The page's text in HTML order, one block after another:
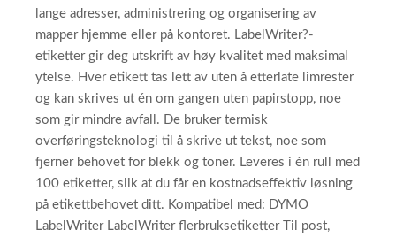
lange adresser, administrering og organisering av
mapper hjemme eller på kontoret. LabelWriter?-
etiketter gir deg utskrift av høy kvalitet med maksimal
ytelse. Hver etikett tas lett av uten å etterlate limrester
og kan skrives ut én om gangen uten papirstopp, noe
som gir mindre avfall. De bruker termisk
overføringsteknologi til å skrive ut tekst, noe som
fjerner behovet for blekk og toner. Leveres i én rull med
100 etiketter, slik at du får en kostnadseffektiv løsning
på etikettbehovet ditt. Kompatibel med: DYMO
LabelWriter LabelWriter flerbruksetiketter Til post,